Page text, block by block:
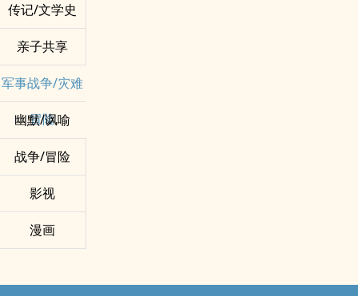
传记/文学史
亲子共享
军事战争/灾难
冒险
幽默/讽喻
战争/冒险
影视
漫画